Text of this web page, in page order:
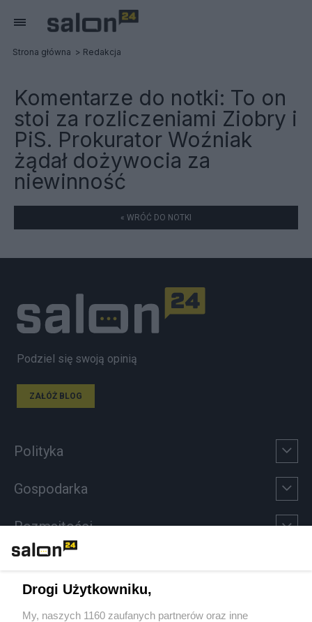
Strona główna Redakcja
Komentarze do notki: To on
stoi za rozliczeniami Ziobry i
PiS. Prokurator Woźniak
żądał dożywocia za
niewinność
« WRÓĆ DO NOTKI
Podziel się swoją opinią
ZAŁÓŻ BLOG
Polityka
Gospodarka
Rozmaitości
Sport
Drogi Użytkowniku,
My, naszych 1160 zaufanych partnerów oraz inne